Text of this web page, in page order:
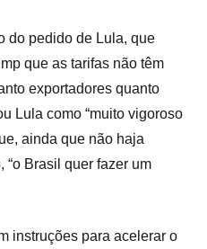
do pedido de Lula, que
que as tarifas não têm
exportadores quanto
Lula como “muito vigoroso
ainda que não haja
“o Brasil quer fazer um
instruções para acelerar o